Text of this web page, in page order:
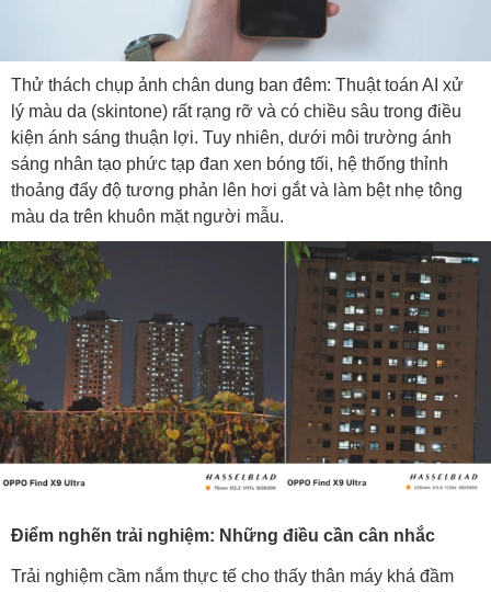
Thử thách chụp ảnh chân dung ban đêm: Thuật toán AI xử
lý màu da (skintone) rất rạng rỡ và có chiều sâu trong điều
kiện ánh sáng thuận lợi. Tuy nhiên, dưới môi trường ánh
sáng nhân tạo phức tạp đan xen bóng tối, hệ thống thỉnh
thoảng đẩy độ tương phản lên hơi gắt và làm bệt nhẹ tông
màu da trên khuôn mặt người mẫu.
Điểm nghẽn trải nghiệm: Những điều cần cân nhắc
Trải nghiệm cầm nắm thực tế cho thấy thân máy khá đầm